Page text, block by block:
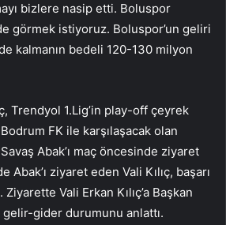
bizlere nasip etti. Boluspor
görmek istiyoruz. Boluspor’un geliri
kalmanın bedeli 120-130 milyon
Trendyol 1.Lig’in play-off çeyrek
FK ile karşılaşacak olan
Abak’ı maç öncesinde ziyaret
ziyaret eden Vali Kılıç, başarı
Vali Erkan Kılıç’a Başkan
gider durumunu anlattı.